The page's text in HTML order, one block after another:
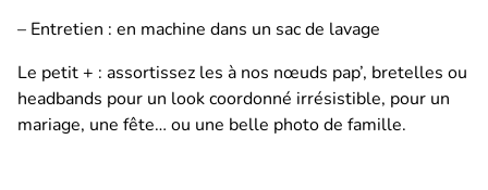
– Entretien : en machine dans un sac de lavage
Le petit + : assortissez les à nos nœuds pap’, bretelles ou
headbands pour un look coordonné irrésistible, pour un
mariage, une fête… ou une belle photo de famille.